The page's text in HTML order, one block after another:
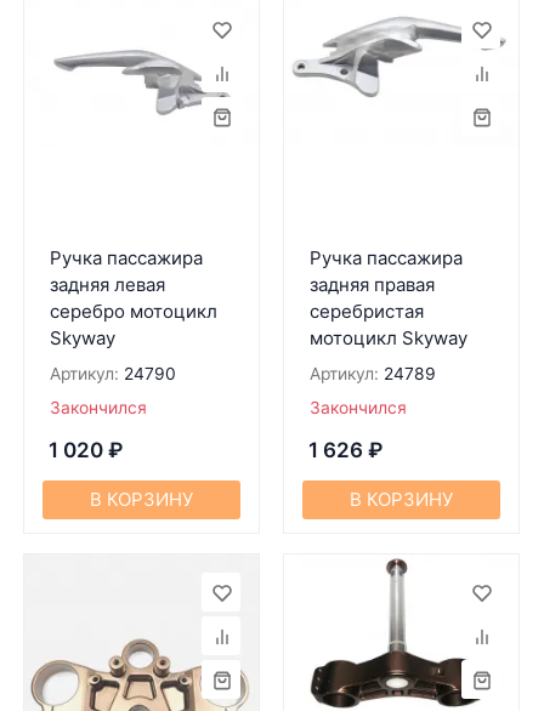
Ручка пассажира
задняя левая
серебро мотоцикл
Skyway
Артикул: 24790
Закончился
1 020 ₽
В КОРЗИНУ
Ручка пассажира
задняя правая
серебристая
мотоцикл Skyway
Артикул: 24789
Закончился
1 626 ₽
В КОРЗИНУ